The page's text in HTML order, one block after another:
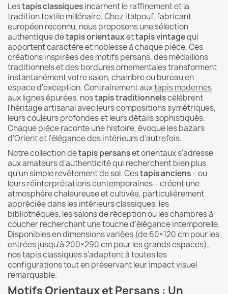
Lestapis classiquesincarnent le raffinement et la
tradition textile millénaire. Chez italpouf, fabricant
européen reconnu, nous proposons une sélection
authentique detapis orientauxettapis vintagequi
apportent caractère et noblesse à chaque pièce. Ces
créations inspirées des motifs persans, des médaillons
traditionnels et des bordures ornementales transforment
instantanément votre salon, chambre ou bureau en
espace d'exception. Contrairement auxtapis modernes
aux lignes épurées, nostapis traditionnelscélèbrent
l'héritage artisanal avec leurs compositions symétriques,
leurs couleurs profondes et leurs détails sophistiqués.
Chaque pièce raconte une histoire, évoque les bazars
d'Orient et l'élégance des intérieurs d'autrefois.
Notre collection detapis persanset orientaux s'adresse
aux amateurs d'authenticité qui recherchent bien plus
qu'un simple revêtement de sol. Cestapis anciens– ou
leurs réinterprétations contemporaines – créent une
atmosphère chaleureuse et cultivée, particulièrement
appréciée dans les intérieurs classiques, les
bibliothèques, les salons de réception ou les chambres à
coucher recherchant une touche d'élégance intemporelle.
Disponibles en dimensions variées (de 60×120 cm pour les
entrées jusqu'à 200×290 cm pour les grands espaces),
nos tapis classiques s'adaptent à toutes les
configurations tout en préservant leur impact visuel
remarquable.
Motifs Orientaux et Persans : Un